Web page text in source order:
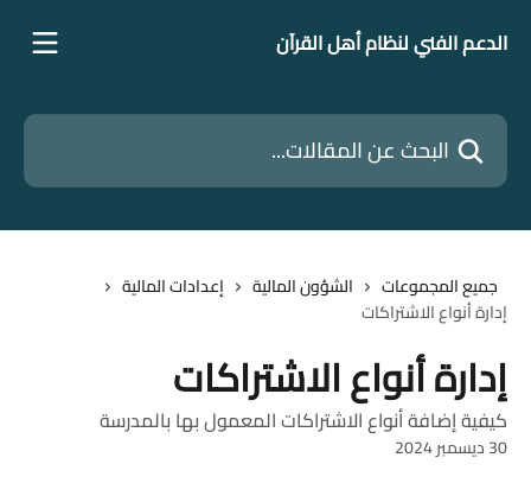
الدعم الفني لنظام أهل القرآن
البحث عن المقالات...
جميع المجموعات الشؤون المالية
إعدادات المالية
إدارة أنواع الاشتراكات
إدارة أنواع الاشتراكات
كيفية إضافة أنواع الاشتراكات المعمول بها بالمدرسة
30 ديسمبر 2024